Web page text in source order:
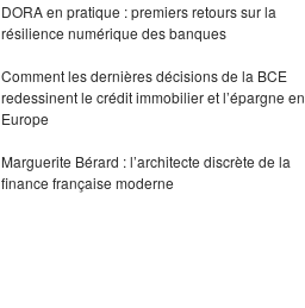
DORA en pratique : premiers retours sur la
résilience numérique des banques
Comment les dernières décisions de la BCE
redessinent le crédit immobilier et l’épargne en
Europe
Marguerite Bérard : l’architecte discrète de la
finance française moderne